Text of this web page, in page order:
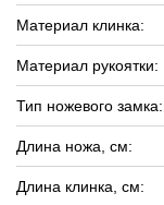
Материал клинка:
Материал рукоятки:
Тип ножевого замка:
Длина ножа, см:
Длина клинка, см: